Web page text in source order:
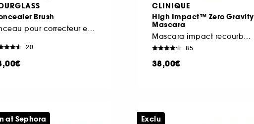
Brush
20
CLINIQUE
High Impact™ Zero Gravity
Mascara
85
38,00€
at Sephora Exclu